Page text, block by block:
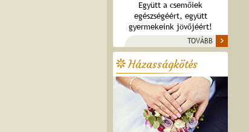
Együtt a csemőiek
egészségéért, együtt
gyermekeink jövőjéért!
TOVÁBB
Házasságkötés